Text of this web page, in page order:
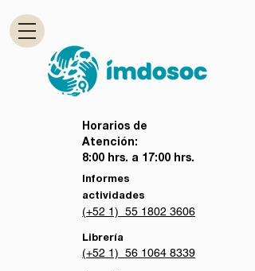
Horarios de
Atención:
8:00 hrs. a 17:00 hrs.
Informes
actividades
(+52 1) 55 1802 3606
Librería
(+52 1) 56 1064 8339